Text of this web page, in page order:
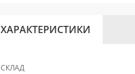
ХАРАКТЕРИСТИКИ
СКЛАД